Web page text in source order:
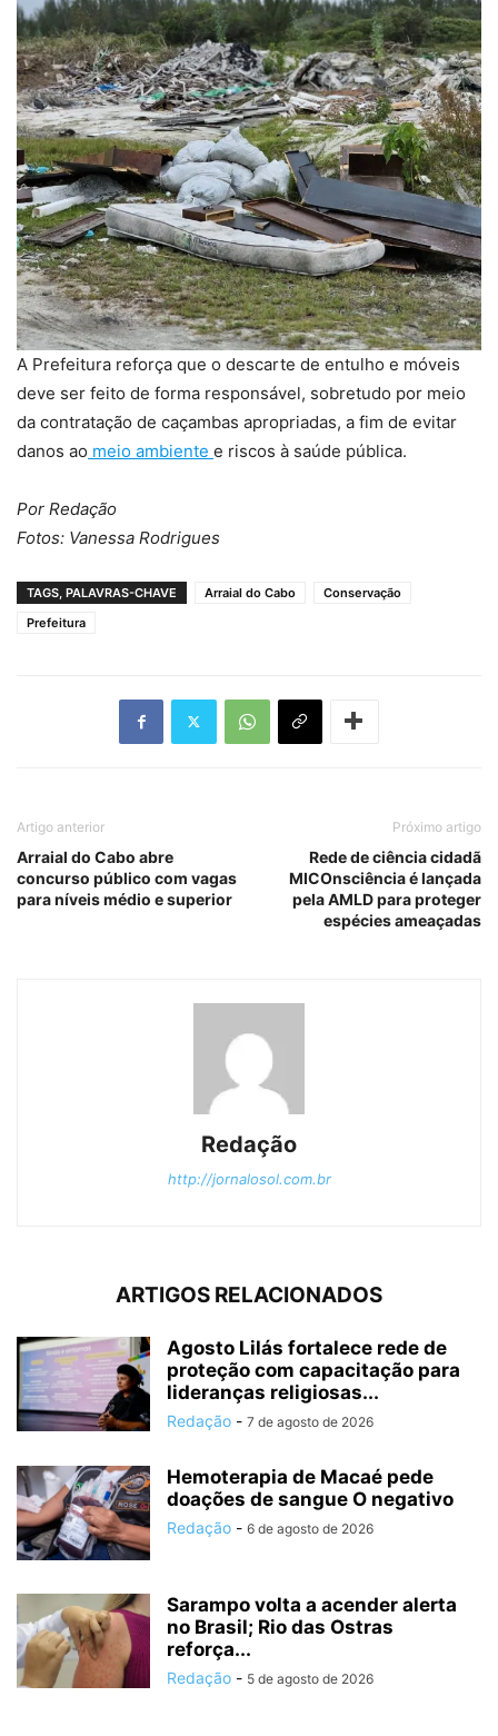
A Prefeitura reforça que o descarte de entulho e móveis
deve ser feito de forma responsável, sobretudo por meio
da contratação de caçambas apropriadas, a fim de evitar
danos ao meio ambiente e riscos à saúde pública.
Por Redação
Fotos: Vanessa Rodrigues
TAGS, PALAVRAS-CHAVE Arraial do Cabo
Conservação
Prefeitura
Artigo anterior
Arraial do Cabo abre
concurso público com vagas
para níveis médio e superior
Próximo artigo
Rede de ciência cidadã
MICOnsciência é lançada
pela AMLD para proteger
espécies ameaçadas
Redação
http://jornalosol.com.br
ARTIGOS RELACIONADOS
Agosto Lilás fortalece rede de
proteção com capacitação para
lideranças religiosas...
Redação - 7 de agosto de 2026
Hemoterapia de Macaé pede
doações de sangue O negativo
Redação - 6 de agosto de 2026
Sarampo volta a acender alerta
no Brasil; Rio das Ostras
reforça...
Redação - 5 de agosto de 2026